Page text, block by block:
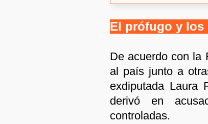
El prófugo y los
De acuerdo con la
al país junto a
exdiputada Laura
derivó en
controladas.